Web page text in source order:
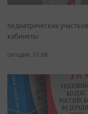
педиатрических
кабинеты
сегодня, 15:08